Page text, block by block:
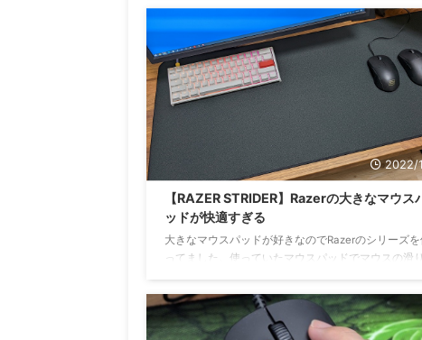
ックも優れたプライベート用のマイク（オーディオ
ニカ AT2035）、オーディオミキサー（AG03）が置い
てありますが、わざわざ仰々しいマイクを社給PCに
続したくないという気持ちがあります。 そこで、社
PCの使用に限定して持ち運びに向いた手軽さがあり
がら、音声通話に適した機能性を備えたヘッドセット
探し本製品に至りました。このヘッドセットについて
2022/
【RAZER STRIDER】Razerの大きなマウス
ッドが快適すぎる
大きなマウスパッドが好きなのでRazerのシリーズを
ってました。使っていたマウスパッドでマウスの滑
で新しいマウスパッドを購入しました。 Razer
Strider ：Razer Strider公式ページ マウスパッド
Striderを購入 外箱からすでにかっこいい。このマウ